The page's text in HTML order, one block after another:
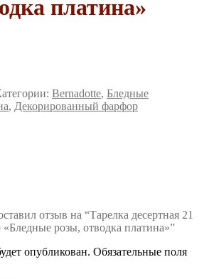
платина»
Bernadotte, Бледные
, Декорированный фарфор
отзыв на “Тарелка десертная 21
«Бледные розы, отводка платина»”
опубликован. Обязательные поля